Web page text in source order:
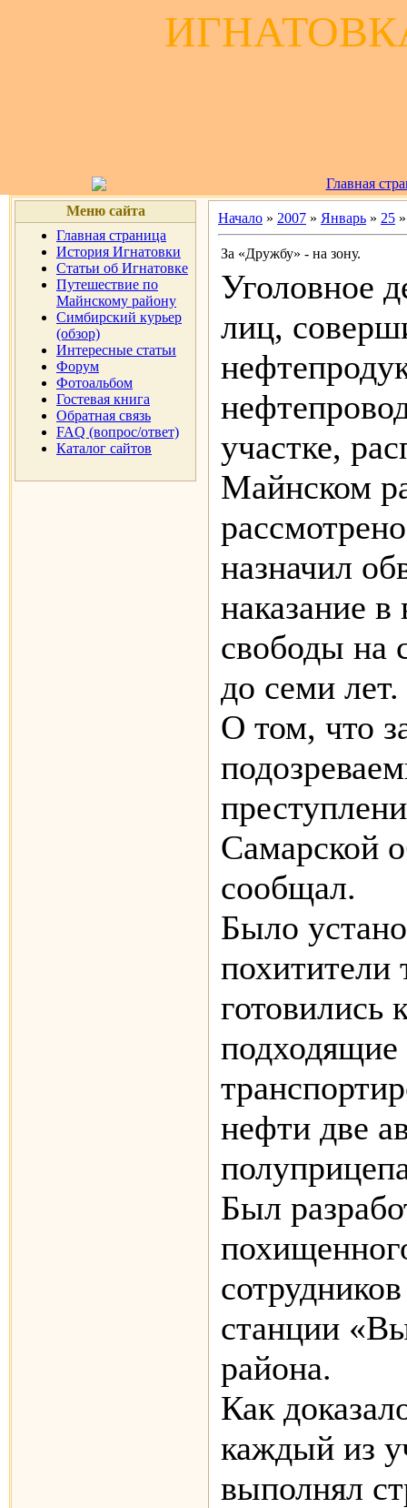
Главная
Меню сайта
Главная страница
История Игнатовки
Статьи об Игнатовке
Путешествие по
Майнскому району
Симбирский курьер
(обзор)
Интересные статьи
Форум
Фотоальбом
Гостевая книга
Обратная связь
FAQ (вопрос/ответ)
Каталог сайтов
Начало » 2007 » Январь » 25
За «Дружбу» - на зону.
Уголовное
лиц,
участке,
Майнском
назначил
наказание
свободы на
до семи лет.
О том, что
Самарской
сообщал.
Было
похитители
готовились
подходящие
нефти две
Был
станции
района.
Как
каждый из
выполнял